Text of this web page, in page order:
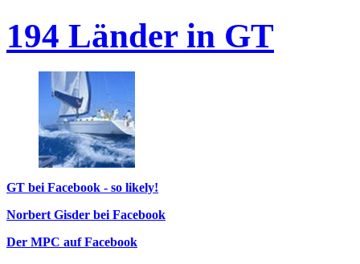
194 Länder in GT
GT bei Facebook - so likely!
Norbert Gisder bei Facebook
Der MPC auf Facebook